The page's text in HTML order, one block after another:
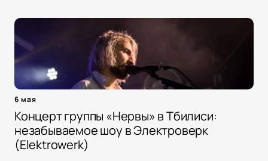
6 мая
Концерт группы «Нервы» в Тбилиси:
незабываемое шоу в Электроверк
(Elektrowerk)